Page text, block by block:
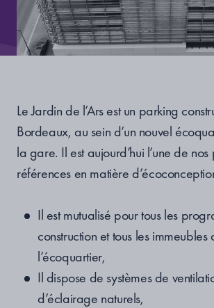
Le Jardin de l’Ars est un parking
Bordeaux, au sein d’un nouvel
la gare. Il est aujourd’hui l’une de
références en matière
Il est mutualisé pour tous les
construction et tous les immeubles
l’écoquartier,
Il dispose de systèmes de
d’éclairage naturels,